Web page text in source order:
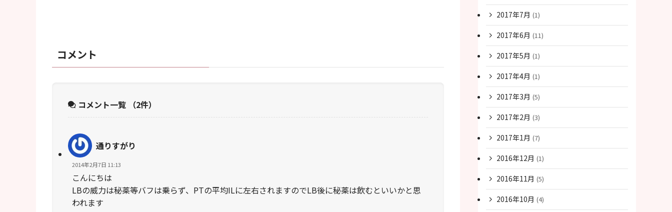
コメント
コメント一覧 （2件）
通りすがり
2014年2月7日 11:13
こんにちは
LBの威力は秘薬等バフは乗らず、PTの平均ILに左右されますのでLB後に秘薬は飲むといいかと思
われます
2017年7月 (1)
2017年6月 (11)
2017年5月 (1)
2017年4月 (1)
2017年3月 (5)
2017年2月 (3)
2017年1月 (7)
2016年12月 (1)
2016年11月 (5)
2016年10月 (4)